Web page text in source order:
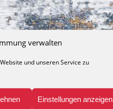
verwalten
und unseren Service zu
Einstellungen anzeigen